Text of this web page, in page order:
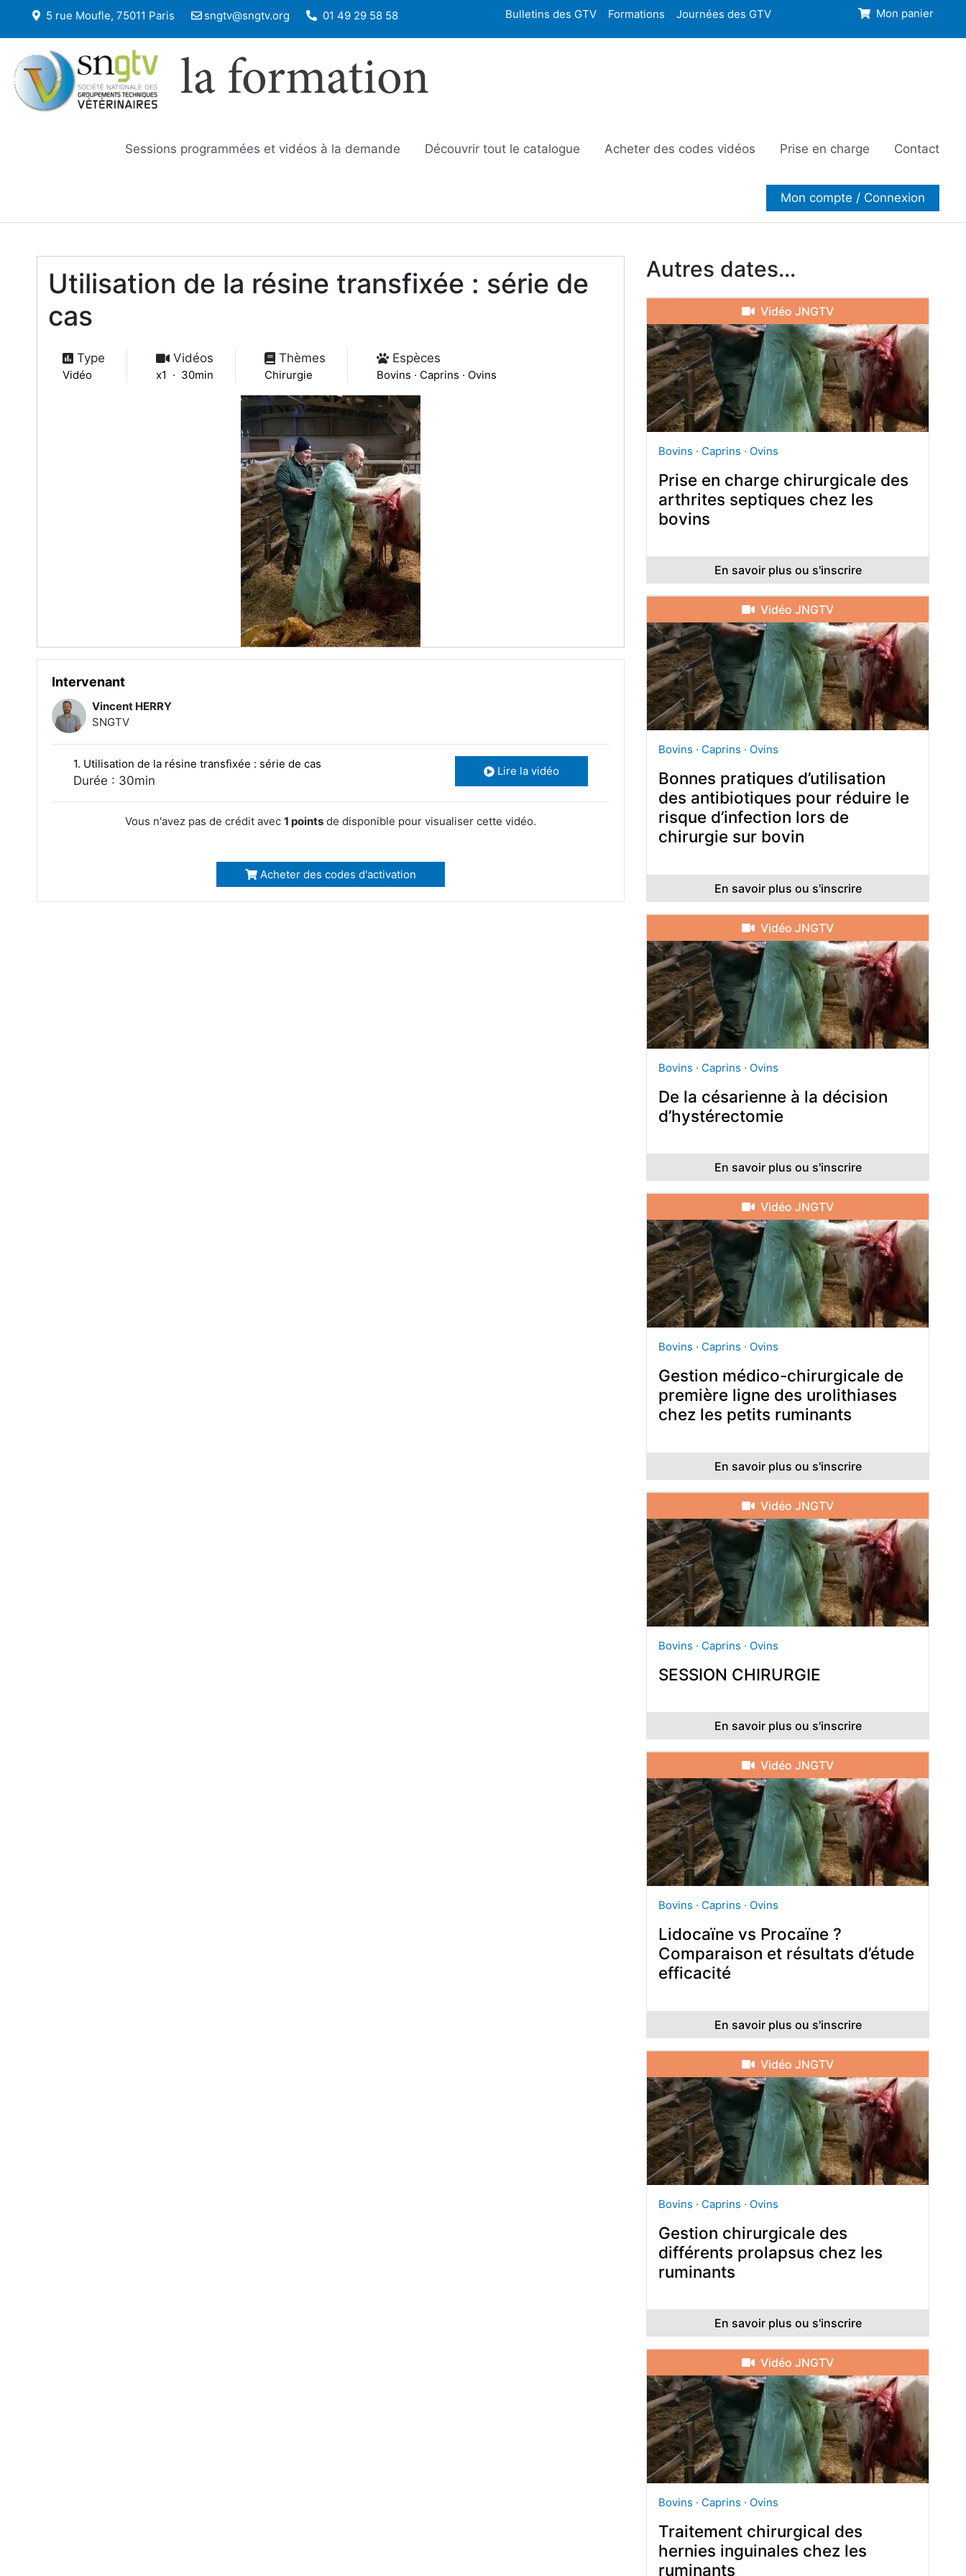
5 rue Moufle, 75011 Paris sngtv@sngtv.org 01 49 29 58 58 Bulletins des GTV Formations Journées des GTV Mon panier
la formation
Sessions programmées et vidéos à la demande Découvrir tout le catalogue Acheter des codes vidéos Prise en charge Contact
Mon compte / Connexion
Utilisation de la résine transfixée : série de
cas
Type
Vidéo
Vidéos
x1 · 30min
Thèmes
Chirurgie
Espèces
Bovins · Caprins · Ovins
Intervenant
Vincent HERRY
SNGTV
1. Utilisation de la résine transfixée : série de cas
Durée : 30min
Lire la vidéo
Vous n'avez pas de crédit avec 1 points de disponible pour visualiser cette vidéo.
Acheter des codes d'activation
Autres dates...
Vidéo JNGTV
Bovins · Caprins · Ovins
Prise en charge chirurgicale des
arthrites septiques chez les
bovins
En savoir plus ou s'inscrire
Vidéo JNGTV
Bovins · Caprins · Ovins
Bonnes pratiques d’utilisation
des antibiotiques pour réduire le
risque d’infection lors de
chirurgie sur bovin
En savoir plus ou s'inscrire
Vidéo JNGTV
Bovins · Caprins · Ovins
De la césarienne à la décision
d’hystérectomie
En savoir plus ou s'inscrire
Vidéo JNGTV
Bovins · Caprins · Ovins
Gestion médico-chirurgicale de
première ligne des urolithiases
chez les petits ruminants
En savoir plus ou s'inscrire
Vidéo JNGTV
Bovins · Caprins · Ovins
SESSION CHIRURGIE
En savoir plus ou s'inscrire
Vidéo JNGTV
Bovins · Caprins · Ovins
Lidocaïne vs Procaïne ?
Comparaison et résultats d’étude
efficacité
En savoir plus ou s'inscrire
Vidéo JNGTV
Bovins · Caprins · Ovins
Gestion chirurgicale des
différents prolapsus chez les
ruminants
En savoir plus ou s'inscrire
Vidéo JNGTV
Bovins · Caprins · Ovins
Traitement chirurgical des
hernies inguinales chez les
ruminants